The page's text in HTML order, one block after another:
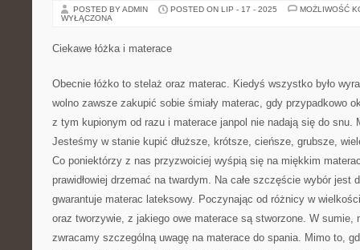
POSTED BY ADMIN POSTED ON LIP - 17 - 2025
MOŻLIWOŚĆ
WYŁĄCZONA
Ciekawe łóżka i materace
Obecnie łóżko to stelaż oraz materac. Kiedyś wszystko było
wolno zawsze zakupić sobie śmiały materac, gdy przypadkowo
z tym kupionym od razu i materace janpol nie nadają się do snu.
Jesteśmy w stanie kupić dłuższe, krótsze, cieńsze, grubsze,
Co poniektórzy z nas przyzwoiciej wyśpią się na miękkim
prawidłowiej drzemać na twardym. Na całe szczęście wybór jest
gwarantuje materac lateksowy. Poczynając od różnicy w
oraz tworzywie, z jakiego owe materace są stworzone. W sumie,
zwracamy szczególną uwagę na materace do spania. Mimo to,